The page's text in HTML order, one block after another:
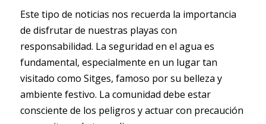
Este tipo de noticias nos recuerda la importancia
de disfrutar de nuestras playas con
responsabilidad. La seguridad en el agua es
fundamental, especialmente en un lugar tan
visitado como Sitges, famoso por su belleza y
ambiente festivo. La comunidad debe estar
consciente de los peligros y actuar con precaución